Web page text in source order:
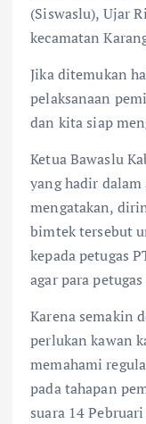
(Siswaslu), Ujar
kecamatan
Jika ditemukan
pelaksanaan
dan kita siap
Ketua Bawaslu
yang hadir
mengatakan,
bimtek tersebut
kepada petugas
agar para
Karena semakin
perlukan kawan
memahami
pada tahapan
suara 14